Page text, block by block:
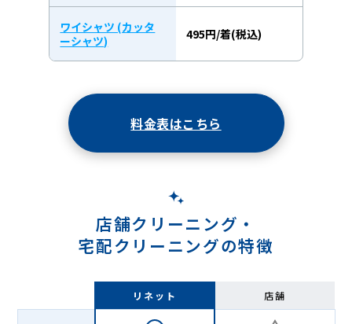
ワイシャツ (カッタ
ーシャツ)
495円/着(税込)
料金表はこちら
店舗クリーニング・
宅配クリーニングの特徴
リネット 店舗